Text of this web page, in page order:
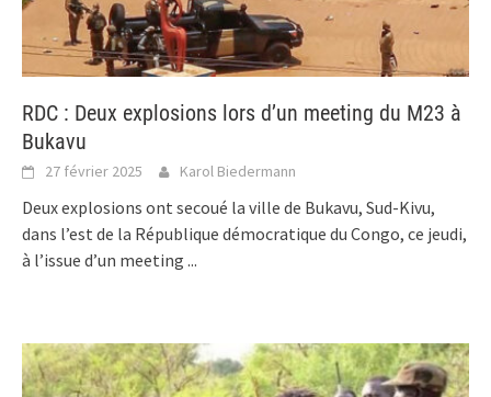
RDC : Deux explosions lors d’un meeting du M23 à
Bukavu
27 février 2025 Karol Biedermann
Deux explosions ont secoué la ville de Bukavu, Sud-Kivu,
dans l’est de la République démocratique du Congo, ce jeudi,
à l’issue d’un meeting ...